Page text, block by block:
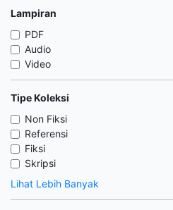
Lampiran
PDF
Audio
Video
Tipe Koleksi
Non Fiksi
Referensi
Fiksi
Skripsi
Lihat Lebih Banyak